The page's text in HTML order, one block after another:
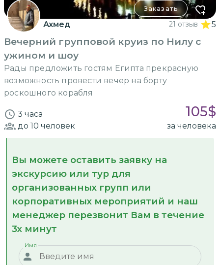
Заказать
Ахмед 21 отзыв 5
Вечерний групповой круиз по Нилу с
ужином и шоу
Рады предложить гостям Египта прекрасную
возможность провести вечер на борту
роскошного корабля
3 часа 105$
до 10 человек за человека
Вы можете оставить заявку на
экскурсию или тур для
организованных групп или
корпоративных мероприятий и наш
менеджер перезвонит Вам в течение
3х минут
Имя